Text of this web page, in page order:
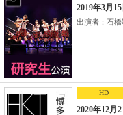
2019年3月
出演者：石橋
HD
2020年12月